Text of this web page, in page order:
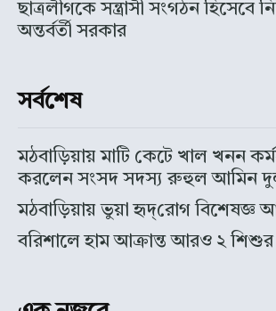
ছাত্রলীগকে সন্ত্রাসী সংগঠন হিসেবে
অন্তর্বর্তী সরকার
সর্বশেষ
মঠবাড়িয়ায় মাটি কেটে খাল খনন
করলেন সংসদ সদস্য রুহুল আমিন
মঠবাড়িয়ায় ভুয়া হৃদ্‌রোগ বিশেষজ্ঞ
বরিশালে হাম আক্রান্ত আরও ২